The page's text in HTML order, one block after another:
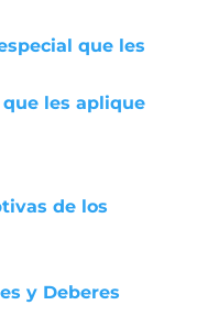
que les
les aplique
de los
y Deberes